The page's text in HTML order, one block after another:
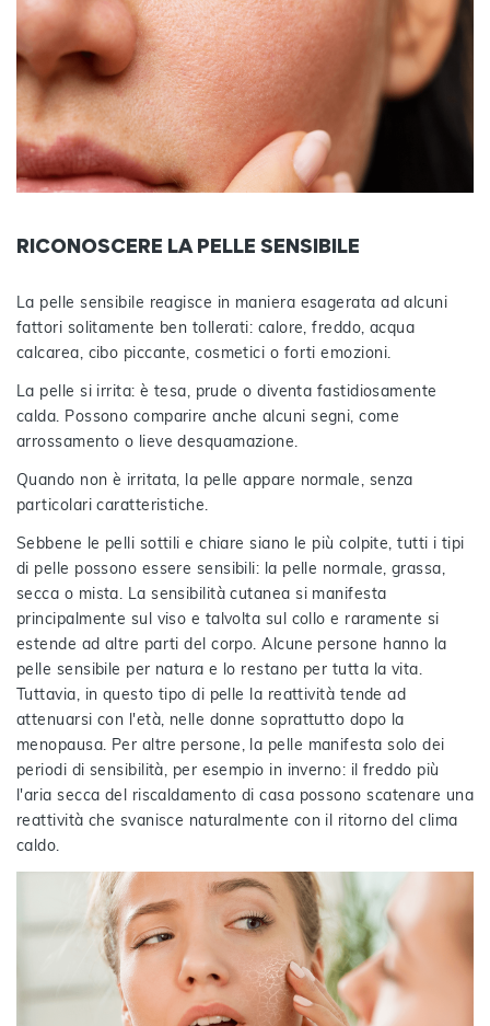
RICONOSCERE LA PELLE SENSIBILE
La pelle sensibile reagisce in maniera esagerata ad alcuni
fattori solitamente ben tollerati: calore, freddo, acqua
calcarea, cibo piccante, cosmetici o forti emozioni.
La pelle si irrita: è tesa, prude o diventa fastidiosamente
calda. Possono comparire anche alcuni segni, come
arrossamento o lieve desquamazione.
Quando non è irritata, la pelle appare normale, senza
particolari caratteristiche.
Sebbene le pelli sottili e chiare siano le più colpite, tutti i tipi
di pelle possono essere sensibili: la pelle normale, grassa,
secca o mista. La sensibilità cutanea si manifesta
principalmente sul viso e talvolta sul collo e raramente si
estende ad altre parti del corpo. Alcune persone hanno la
pelle sensibile per natura e lo restano per tutta la vita.
Tuttavia, in questo tipo di pelle la reattività tende ad
attenuarsi con l'età, nelle donne soprattutto dopo la
menopausa. Per altre persone, la pelle manifesta solo dei
periodi di sensibilità, per esempio in inverno: il freddo più
l'aria secca del riscaldamento di casa possono scatenare una
reattività che svanisce naturalmente con il ritorno del clima
caldo.